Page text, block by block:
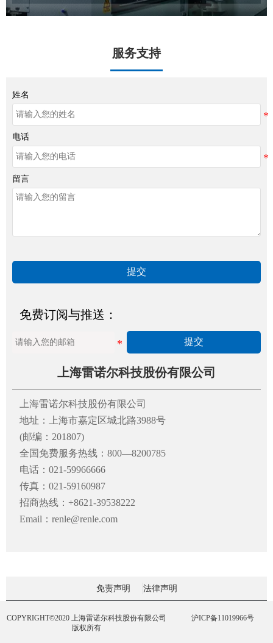
服务支持
姓名
电话
留言
提交
免费订阅与推送：
提交
上海雷诺尔科技股份有限公司
上海雷诺尔科技股份有限公司
地址：上海市嘉定区城北路3988号
(邮编：201807)
全国免费服务热线：800—8200785
电话：021-59966666
传真：021-59160987
招商热线：+8621-39538222
Email：renle@renle.com
免责声明 法律声明
COPYRIGHT©2020 上海雷诺尔科技股份有限公司
版权所有
沪ICP备11019966号